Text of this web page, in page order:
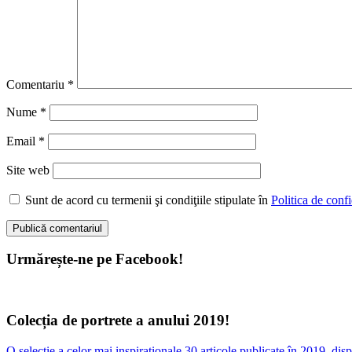
Comentariu *
Nume *
Email *
Site web
Sunt de acord cu termenii şi condiţiile stipulate în Politica de
Urmărește-ne pe Facebook!
Colecția de portrete a anului 2019!